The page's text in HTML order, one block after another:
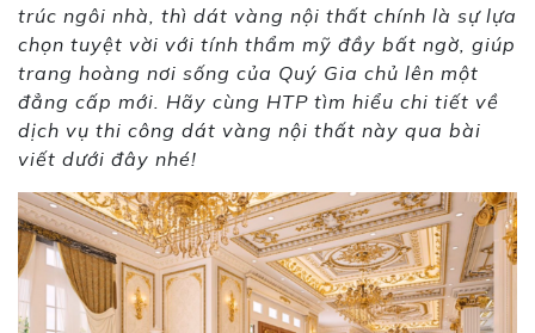
trúc ngôi nhà, thì dát vàng nội thất chính là sự lựa
chọn tuyệt vời với tính thẩm mỹ đầy bất ngờ, giúp
trang hoàng nơi sống của Quý Gia chủ lên một
đẳng cấp mới. Hãy cùng HTP tìm hiểu chi tiết về
dịch vụ thi công dát vàng nội thất này qua bài
viết dưới đây nhé!